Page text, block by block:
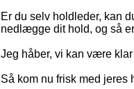
Er du selv holdleder, kan
nedlægge dit hold, og så
Jeg håber, vi kan være klar
Så kom nu frisk med jeres